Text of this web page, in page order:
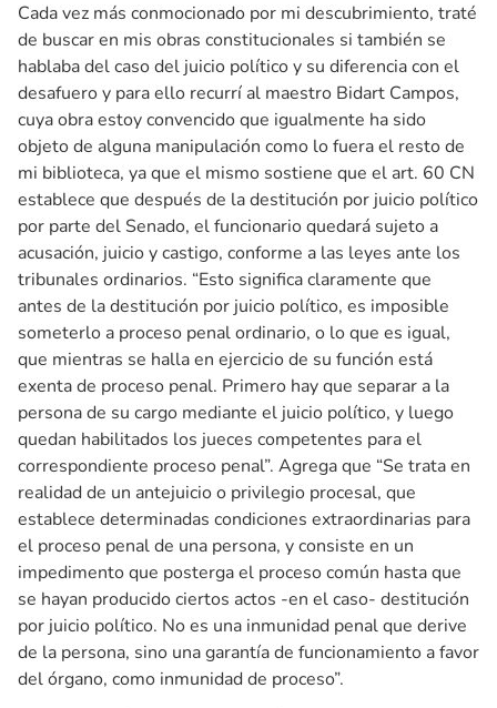
Cada vez más conmocionado por mi descubrimiento, traté
de buscar en mis obras constitucionales si también se
hablaba del caso del juicio político y su diferencia con el
desafuero y para ello recurrí al maestro Bidart Campos,
cuya obra estoy convencido que igualmente ha sido
objeto de alguna manipulación como lo fuera el resto de
mi biblioteca, ya que el mismo sostiene que el art. 60 CN
establece que después de la destitución por juicio político
por parte del Senado, el funcionario quedará sujeto a
acusación, juicio y castigo, conforme a las leyes ante los
tribunales ordinarios. “Esto significa claramente que
antes de la destitución por juicio político, es imposible
someterlo a proceso penal ordinario, o lo que es igual,
que mientras se halla en ejercicio de su función está
exenta de proceso penal. Primero hay que separar a la
persona de su cargo mediante el juicio político, y luego
quedan habilitados los jueces competentes para el
correspondiente proceso penal”. Agrega que “Se trata en
realidad de un antejuicio o privilegio procesal, que
establece determinadas condiciones extraordinarias para
el proceso penal de una persona, y consiste en un
impedimento que posterga el proceso común hasta que
se hayan producido ciertos actos -en el caso- destitución
por juicio político. No es una inmunidad penal que derive
de la persona, sino una garantía de funcionamiento a favor
del órgano, como inmunidad de proceso”.